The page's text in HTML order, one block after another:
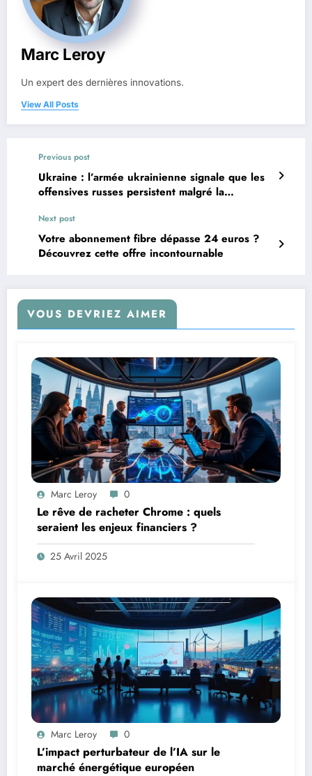
Marc Leroy
Un expert des dernières innovations.
View All Posts
Previous post
Ukraine : l’armée ukrainienne signale que les
offensives russes persistent malgré la
Next post
Votre abonnement fibre dépasse 24 euros ?
Découvrez cette offre incontournable
VOUS DEVRIEZ AIMER
Marc Leroy 0
Le rêve de racheter Chrome : quels
seraient les enjeux financiers ?
25 Avril 2025
Marc Leroy 0
L’impact perturbateur de l’IA sur le
marché énergétique européen